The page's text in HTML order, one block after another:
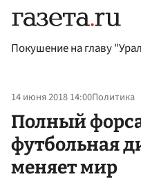
Покушение на главу
14 июня 2018 14:00Политика
Полный
футбольная
меняет мир